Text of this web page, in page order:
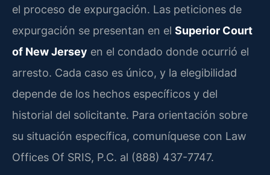
el proceso de expurgación. Las peticiones de
expurgación se presentan en el Superior Court
of New Jersey en el condado donde ocurrió el
arresto. Cada caso es único, y la elegibilidad
depende de los hechos específicos y del
historial del solicitante. Para orientación sobre
su situación específica, comuníquese con Law
Offices Of SRIS, P.C. al (888) 437-7747.